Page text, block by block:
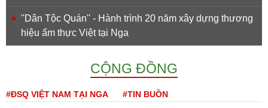
''Dân Tộc Quán'' - Hành trình 20 năm xây dựng thương
hiệu ẩm thực Việt tại Nga
CỘNG ĐỒNG
#ĐSQ VIỆT NAM TẠI NGA #TIN BUỒN